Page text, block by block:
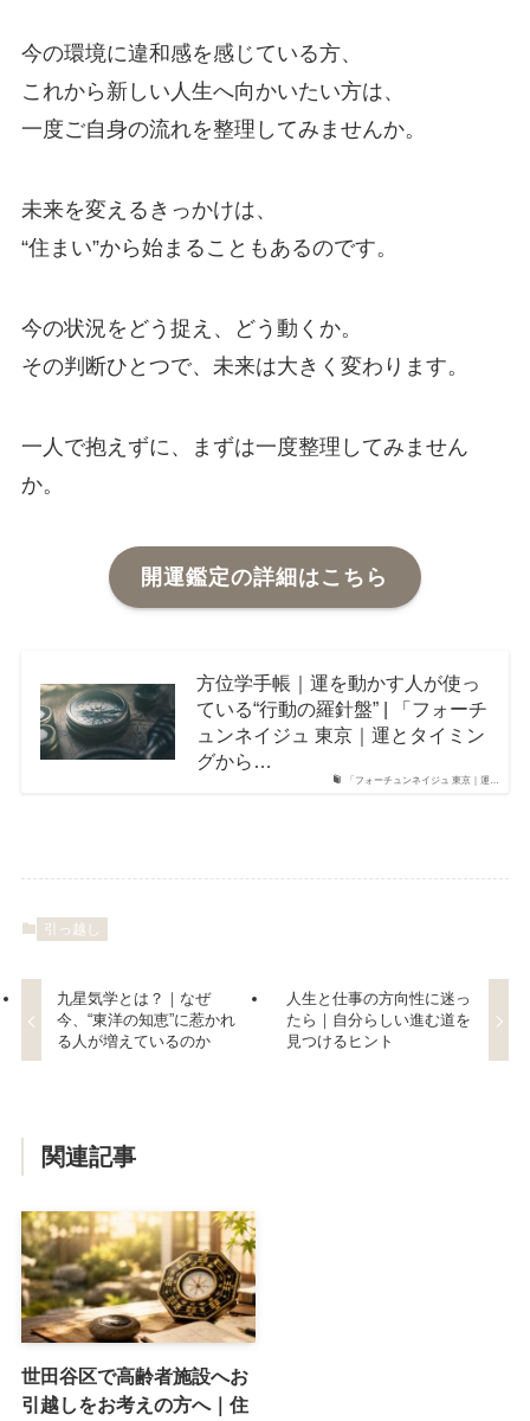
今の環境に違和感を感じている方、
これから新しい人生へ向かいたい方は、
一度ご自身の流れを整理してみませんか。
未来を変えるきっかけは、
“住まい”から始まることもあるのです。
今の状況をどう捉え、どう動くか。
その判断ひとつで、未来は大きく変わります。
一人で抱えずに、まずは一度整理してみません
か。
開運鑑定の詳細はこちら
「フォーチュンネイジュ 東京｜運…
方位学手帳｜運を動かす人が使っ
ている“行動の羅針盤” | 「フォーチ
ュンネイジュ 東京｜運とタイミン
グから…
引っ越し
九星気学とは？｜なぜ
今、“東洋の知恵”に惹かれ
る人が増えているのか
人生と仕事の方向性に迷っ
たら｜自分らしい進む道を
見つけるヒント
関連記事
世田谷区で高齢者施設へお
引越しをお考えの方へ｜住